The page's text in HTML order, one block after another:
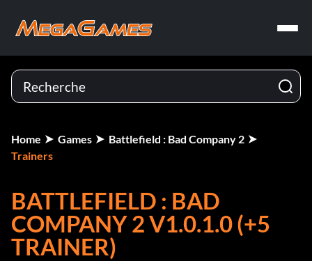
Home Games
Battlefield : Bad Company 2
Trainers
BATTLEFIELD : BAD
COMPANY 2 V1.0.1.0 (+5
TRAINER)